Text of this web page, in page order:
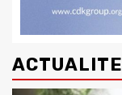
ACTUALITE